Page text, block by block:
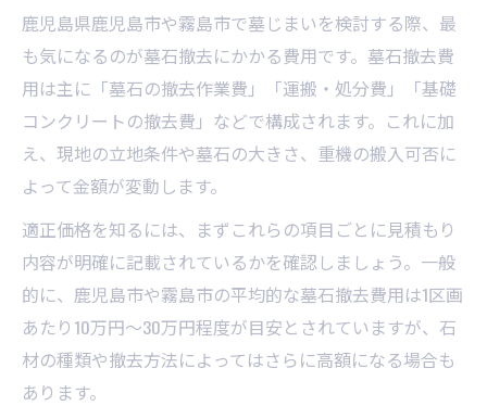
鹿児島県鹿児島市や霧島市で墓じまいを検討する際、最
も気になるのが墓石撤去にかかる費用です。墓石撤去費
用は主に「墓石の撤去作業費」「運搬・処分費」「基礎
コンクリートの撤去費」などで構成されます。これに加
え、現地の立地条件や墓石の大きさ、重機の搬入可否に
よって金額が変動します。
適正価格を知るには、まずこれらの項目ごとに見積もり
内容が明確に記載されているかを確認しましょう。一般
的に、鹿児島市や霧島市の平均的な墓石撤去費用は1区画
あたり10万円～30万円程度が目安とされていますが、石
材の種類や撤去方法によってはさらに高額になる場合も
あります。